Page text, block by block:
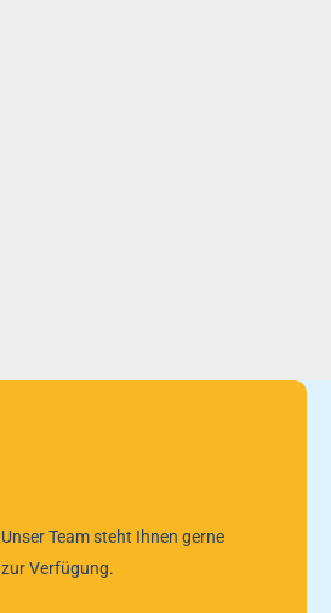
Unser Team steht Ihnen gerne
zur Verfügung.